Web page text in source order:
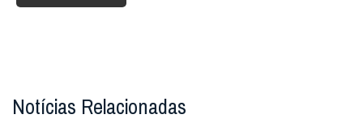
Notícias Relacionadas